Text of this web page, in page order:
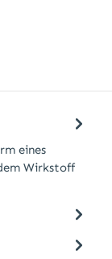
eines
Wirkstoff